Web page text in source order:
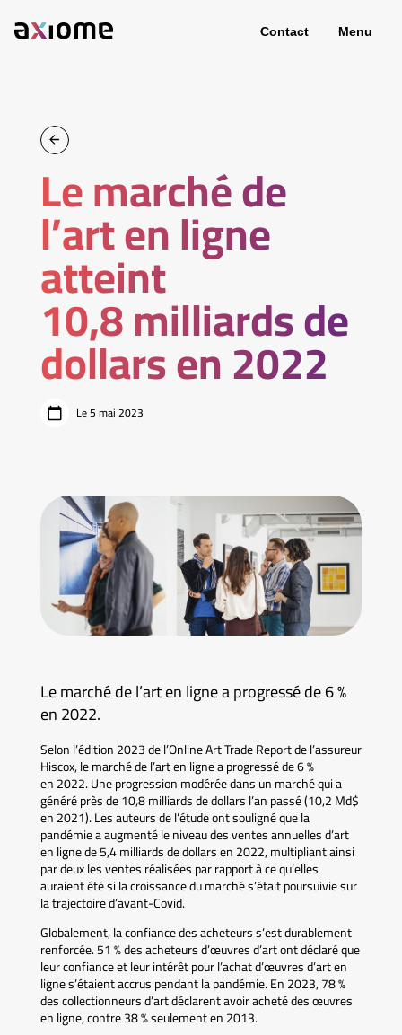
Contact Menu
Le marché de
l’art en ligne
atteint
10,8 milliards de
dollars en 2022
Le 5 mai 2023
Le marché de l’art en ligne a progressé de 6 %
en 2022.
Selon l’édition 2023 de l’Online Art Trade Report de l’assureur
Hiscox, le marché de l’art en ligne a progressé de 6 %
en 2022. Une progression modérée dans un marché qui a
généré près de 10,8 milliards de dollars l’an passé (10,2 Md$
en 2021). Les auteurs de l’étude ont souligné que la
pandémie a augmenté le niveau des ventes annuelles d’art
en ligne de 5,4 milliards de dollars en 2022, multipliant ainsi
par deux les ventes réalisées par rapport à ce qu’elles
auraient été si la croissance du marché s’était poursuivie sur
la trajectoire d’avant-Covid.
Globalement, la confiance des acheteurs s’est durablement
renforcée. 51 % des acheteurs d’œuvres d’art ont déclaré que
leur confiance et leur intérêt pour l’achat d’œuvres d’art en
ligne s’étaient accrus pendant la pandémie. En 2023, 78 %
des collectionneurs d’art déclarent avoir acheté des œuvres
en ligne, contre 38 % seulement en 2013.